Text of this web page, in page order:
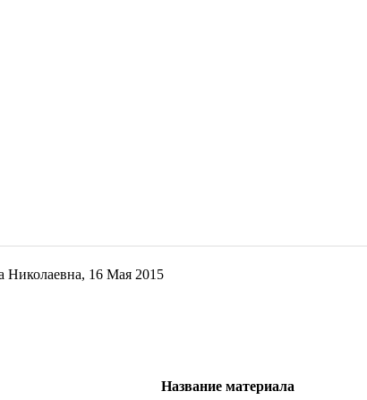
Николаевна, 16 Мая 2015
Название материала